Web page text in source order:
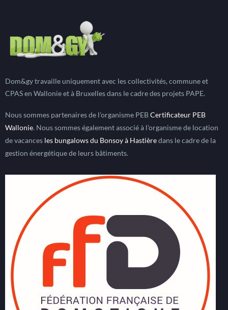
Dom&gy travaille uniquement avec les collectivités, commune et
CPAS en Wallonie et à Bruxelles dans le cadre des projets PAPE.
Nous sommes partenaires de l'organisme PEBCertificateur PEB
Wallonie. Nous sommes également associé à l'organisme de location
de vacances les bungalows du Bonsoy à Hastièredans le cadre de la
gestion énergétique de leurs bâtiments.